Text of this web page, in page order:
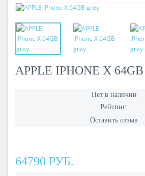
APPLE IPHONE X
Нет в наличии
Рейтинг:
Оставить отзыв
64790 РУБ.